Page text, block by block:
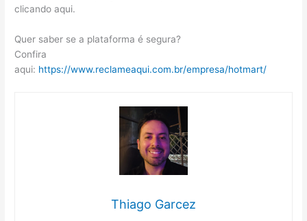
clicando aqui.
Quer saber se a plataforma é segura?
Confira
aqui: https://www.reclameaqui.com.br/empresa/hotmart/
Thiago Garcez